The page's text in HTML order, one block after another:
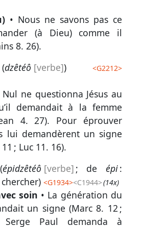
• Nous ne savons pas ce
(à Dieu) comme il
8. 26).
dzêtéô [verbe]) <G2212>
ne questionna Jésus au
demandait à la femme
4. 27). Pour éprouver
lui demandèrent un signe
; Luc 11. 16).
épidzêtéô [verbe] ; de épi:
chercher)<G1934><C1944>(14x)
soin • La génération du
un signe (Marc 8. 12;
Paul demanda à